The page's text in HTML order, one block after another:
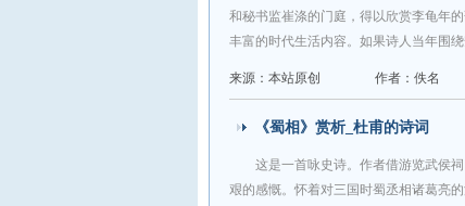
和秘书监崔涤的门庭，得以欣赏李龟年
丰富的时代生活内容。如果诗人当年围
来源：本站原创 作者：佚名
《蜀相》赏析_杜甫的诗词
这是一首咏史诗。作者借游览武侯
艰的感慨。怀着对三国时蜀丞相诸葛亮